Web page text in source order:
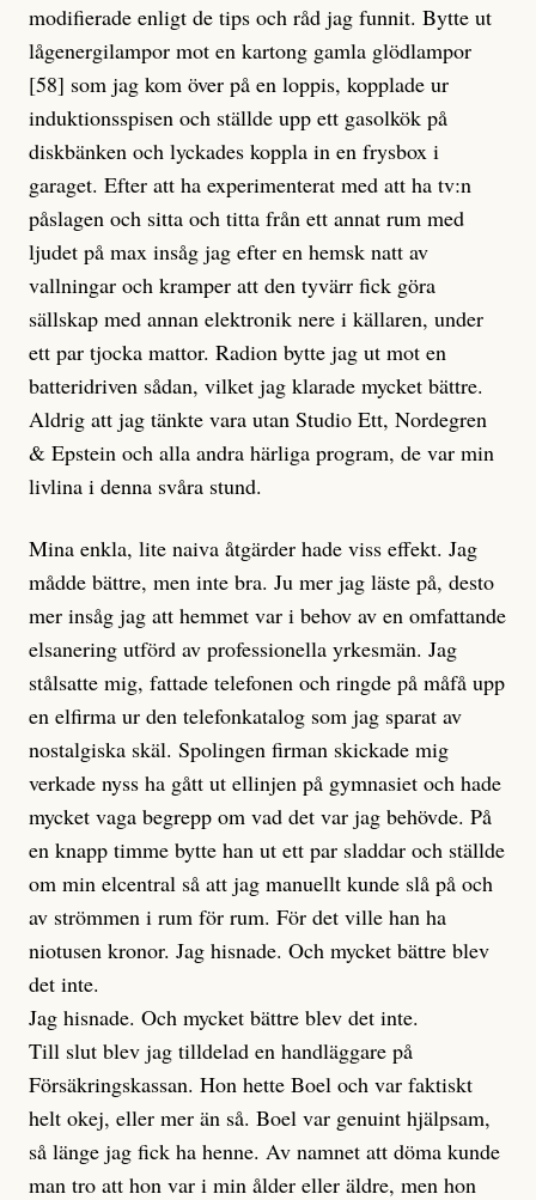
modifierade enligt de tips och råd jag funnit. Bytte ut
lågenergilampor mot en kartong gamla glödlampor
[58] som jag kom över på en loppis, kopplade ur
induktionsspisen och ställde upp ett gasolkök på
diskbänken och lyckades koppla in en frysbox i
garaget. Efter att ha experimenterat med att ha tv:n
påslagen och sitta och titta från ett annat rum med
ljudet på max insåg jag efter en hemsk natt av
vallningar och kramper att den tyvärr fick göra
sällskap med annan elektronik nere i källaren, under
ett par tjocka mattor. Radion bytte jag ut mot en
batteridriven sådan, vilket jag klarade mycket bättre.
Aldrig att jag tänkte vara utan Studio Ett, Nordegren
& Epstein och alla andra härliga program, de var min
livlina i denna svåra stund.
Mina enkla, lite naiva åtgärder hade viss effekt. Jag
mådde bättre, men inte bra. Ju mer jag läste på, desto
mer insåg jag att hemmet var i behov av en omfattande
elsanering utförd av professionella yrkesmän. Jag
stålsatte mig, fattade telefonen och ringde på måfå upp
en elfirma ur den telefonkatalog som jag sparat av
nostalgiska skäl. Spolingen firman skickade mig
verkade nyss ha gått ut ellinjen på gymnasiet och hade
mycket vaga begrepp om vad det var jag behövde. På
en knapp timme bytte han ut ett par sladdar och ställde
om min elcentral så att jag manuellt kunde slå på och
av strömmen i rum för rum. För det ville han ha
niotusen kronor. Jag hisnade. Och mycket bättre blev
det inte.
Jag hisnade. Och mycket bättre blev det inte.
Till slut blev jag tilldelad en handläggare på
Försäkringskassan. Hon hette Boel och var faktiskt
helt okej, eller mer än så. Boel var genuint hjälpsam,
så länge jag fick ha henne. Av namnet att döma kunde
man tro att hon var i min ålder eller äldre, men hon